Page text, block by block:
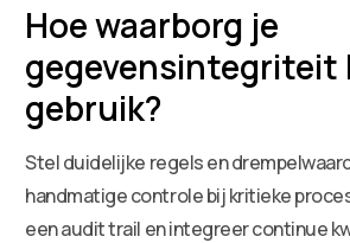
Hoe waarborg je
gegevensintegriteit
gebruik?
Stel duidelijke regels en
handmatige controle bij kritieke
een audit trail en integreer continue